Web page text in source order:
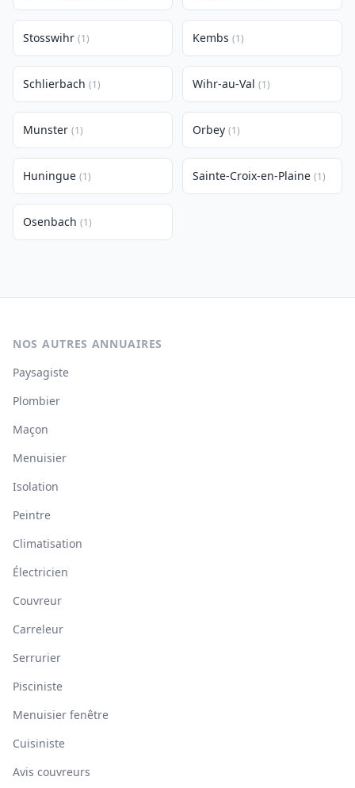
Stosswihr (1) Kembs (1)
Schlierbach (1) Wihr-au-Val (1)
Munster (1) Orbey (1)
Huningue (1) Sainte-Croix-en-Plaine (1)
Osenbach (1)
NOS AUTRES ANNUAIRES
Paysagiste
Plombier
Maçon
Menuisier
Isolation
Peintre
Climatisation
Électricien
Couvreur
Carreleur
Serrurier
Pisciniste
Menuisier fenêtre
Cuisiniste
Avis couvreurs